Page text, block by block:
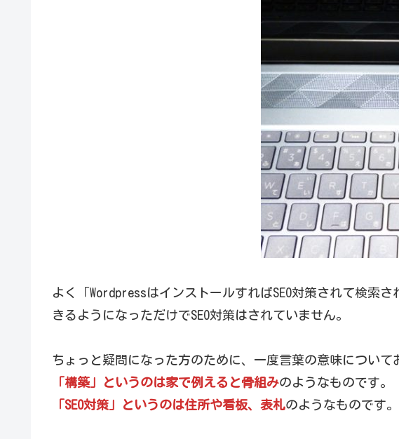
よく「WordpressはインストールすればSEO対策されて検索
きるようになっただけでSEO対策はされていません。
ちょっと疑問になった方のために、一度言葉の意味について
「構築」というのは家で例えると骨組みのようなものです。
「SEO対策」というのは住所や看板、表札のようなものです。